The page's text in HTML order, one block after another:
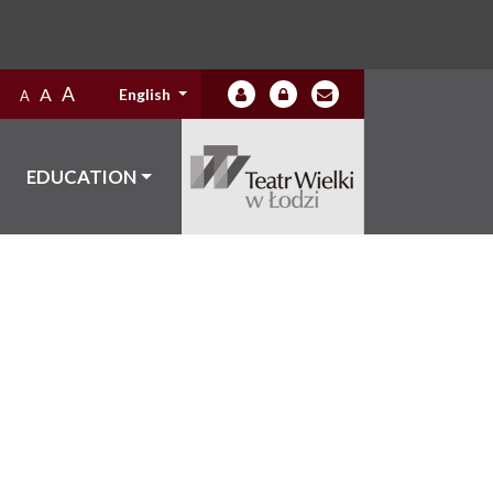
A A A English
EDUCATION